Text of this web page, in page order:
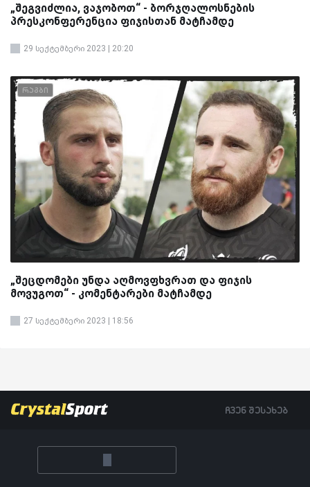
„შეგვიძლია, ვაჯობოთ“ - ბორჯღალოსნების
პრესკონფერენცია ფიჯისთან მატჩამდე
29 სექტემბერი 2023 | 20:20
რაგბი
„შეცდომები უნდა აღმოვფხვრათ და ფიჯის
მოვუგოთ“ - კომენტარები მატჩამდე
27 სექტემბერი 2023 | 18:56
ჩვენ შესახებ